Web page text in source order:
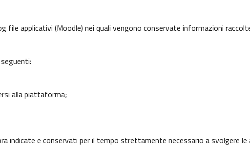
applicativi (Moodle) nei quali vengono conservate informazioni
alla piattaforma;
indicate e conservati per il tempo strettamente necessario a svolgere